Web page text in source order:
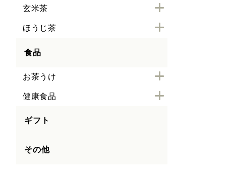
玄米茶
ほうじ茶
食品
お茶うけ
健康食品
ギフト
その他